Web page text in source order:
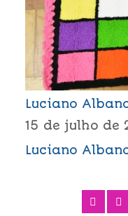
Luciano
15 de julho de
Luciano